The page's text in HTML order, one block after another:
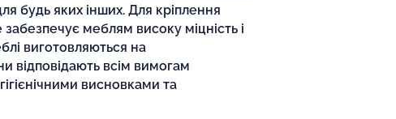
будь яких інших. Для кріплення
меблям високу міцність і
виготовляються на
відповідають всім вимогам
висновками та